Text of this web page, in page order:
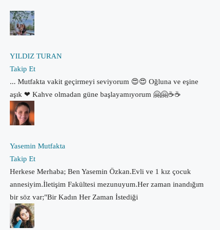
YILDIZ TURAN
Takip Et
... Mutfakta vakit geçirmeyi seviyorum 😍😍 Oğluna ve eşine
aşık ❤ Kahve olmadan güne başlayamıyorum 🤗🤗☕☕
Yasemin Mutfakta
Takip Et
Herkese Merhaba; Ben Yasemin Özkan.Evli ve 1 kız çocuk
annesiyim.İletişim Fakültesi mezunuyum.Her zaman inandığım
bir söz var;"Bir Kadın Her Zaman İstediği